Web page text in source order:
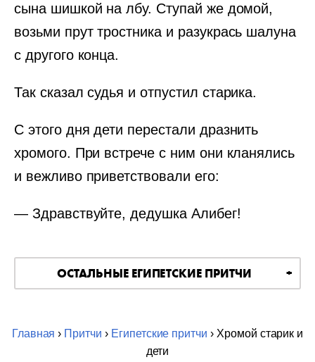
сына шишкой на лбу. Ступай же домой,
возьми прут тростника и разукрась шалуна
с другого конца.
Так сказал судья и отпустил старика.
С этого дня дети перестали дразнить
хромого. При встрече с ним они кланялись
и вежливо приветствовали его:
— Здравствуйте, дедушка Алибег!
ОСТАЛЬНЫЕ ЕГИПЕТСКИЕ ПРИТЧИ
Главная › Притчи › Египетские притчи › Хромой старик и
дети